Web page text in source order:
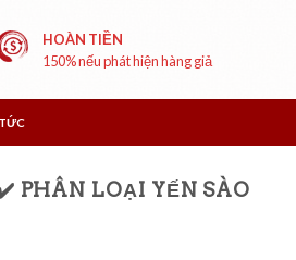
HOÀN TIỀN
150% nếu phát hiện hàng giả
PHÂN LOẠI YẾN SÀO